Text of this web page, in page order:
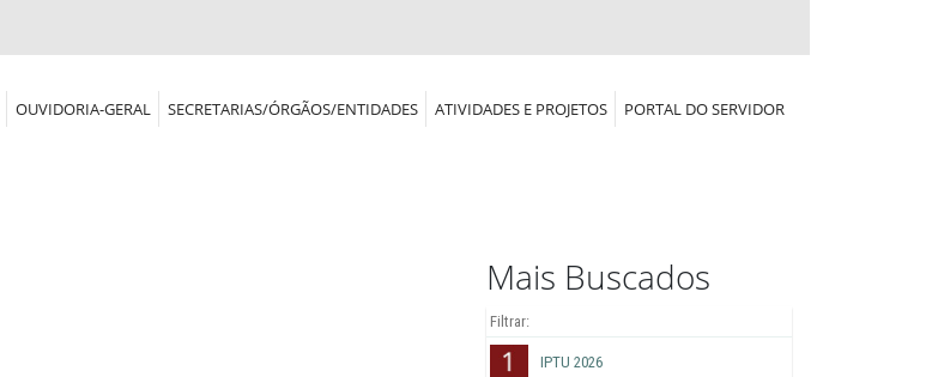
OUVIDORIA-GERAL SECRETARIAS/ÓRGÃOS/ENTIDADES ATIVIDADES E PROJETOS PORTAL DO SERVIDOR
Mais Buscados
IPTU 2026